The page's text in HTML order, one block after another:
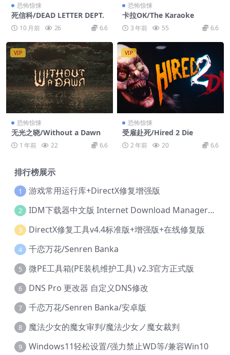
恐怖惊悚
死信科/DEAD LETTER DEPT.
10 月前 26 6.6
恐怖惊悚
卡拉OK/The Karaoke
3 年前 55 6.6
VIP
恐怖惊悚
无光之晓/Without a Dawn
1 年前 22 6.6
VIP
恐怖惊悚
受雇赴死/Hired 2 Die
2 年前 20 6.6
排行榜展示
1 游戏常用运行库+DirectX修复增强版
2 IDM下载器中文版 Internet Download Manager v6.42.36 IDM
3 DirectX修复工具v4.4标准版+增强版+在线修复版
4 千恋万花/Senren Banka
5 微PE工具箱(PE装机维护工具) v2.3官方正式版
6 DNS Pro 更改器 自定义DNS修改
7 千恋万花/Senren Banka/安卓版
8 魔法少女的魔女审判/魔法少女ノ魔女裁判
9 Windows11轻松设置/强力禁止WD等/兼容Win10